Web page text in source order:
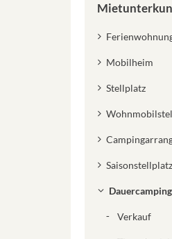
Mobilheim
Stellplatz
Saisonstellplatz
Verkauf